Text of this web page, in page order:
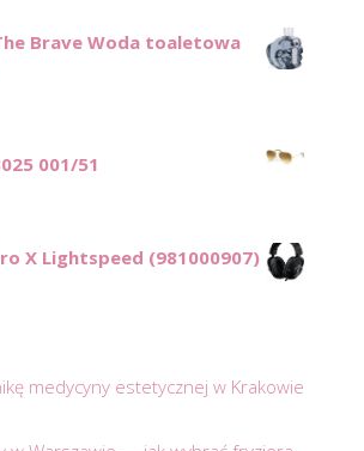
Brave Woda toaletowa
001/51
X Lightspeed (981000907)
medycyny estetycznej w Krakowie